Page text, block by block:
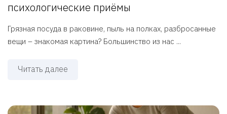
психологические приёмы
Грязная посуда в раковине, пыль на полках, разбросанные
вещи – знакомая картина? Большинство из нас ...
Читать далее